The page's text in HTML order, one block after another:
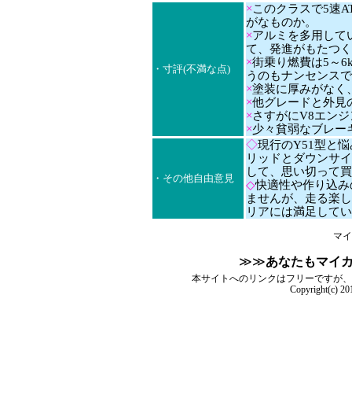
・寸評(不満な点)
×このクラスで5速
がなものか。
×アルミを多用して
て、発進がもたつ
×街乗り燃費は5～
うのもナンセンス
×塗装に厚みがなく
×他グレードと外見
×さすがにV8エン
×少々貧弱なブレー
・その他自由意見
◇現行のY51型と
リッドとダウンサ
して、思い切って
◇快適性や作り込
ませんが、走る楽
リアには満足して
マ
≫≫あなたもマイ
本サイトへのリンクはフリーですが
Copyright(c)